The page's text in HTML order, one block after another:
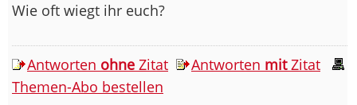
Wie oft wiegt ihr euch?
Antworten ohne Zitat Antworten mitZitat
Themen-Abo bestellen